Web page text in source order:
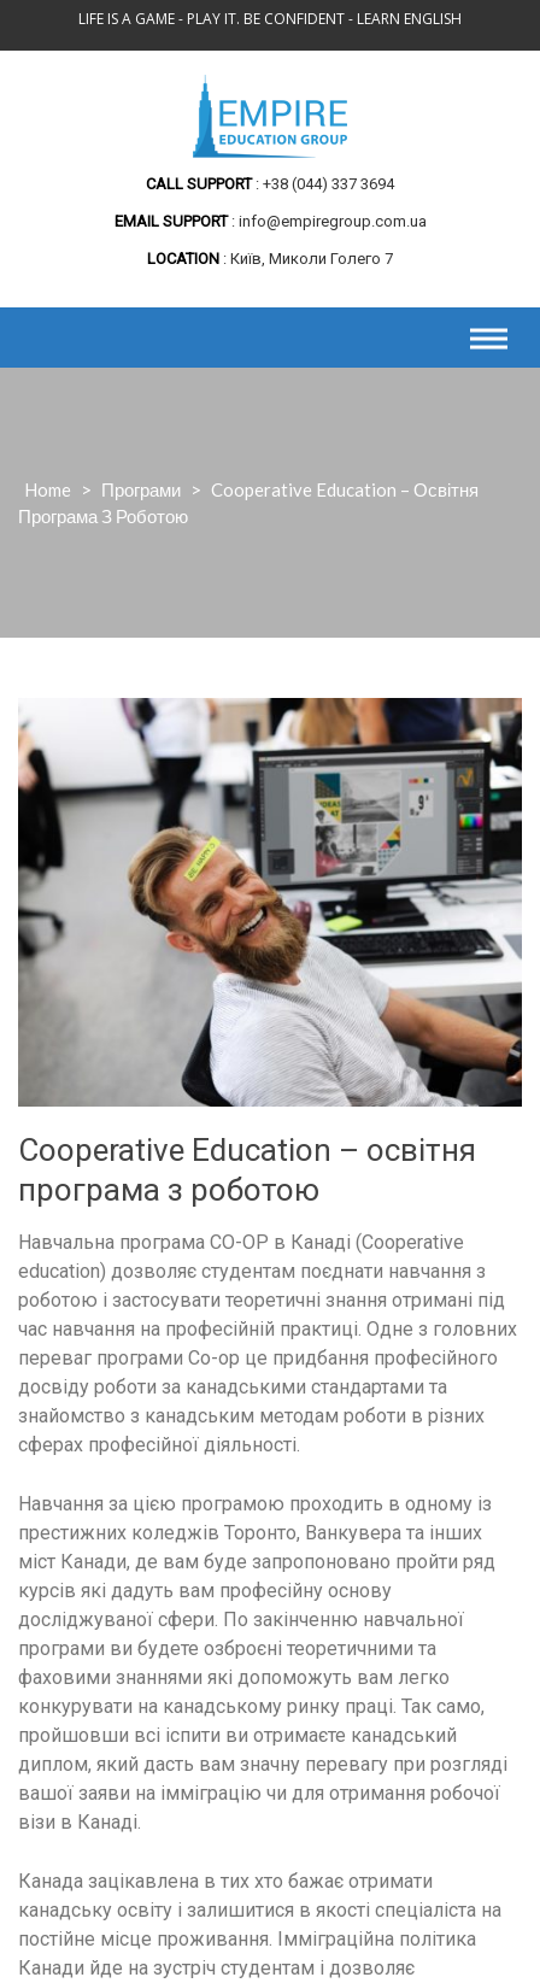
LIFE IS A GAME - PLAY IT. BE CONFIDENT - LEARN ENGLISH
CALL SUPPORT +38 (044) 337 3694
EMAIL SUPPORT info@empiregroup.com.ua
LOCATION Київ, Миколи Голего 7
Home > Програми > Cooperative Education – Освітня
Програма З Роботою
Cooperative Education – освітня
програма з роботою
Навчальна програма CO-OP в Канаді (Cooperative
education) дозволяє студентам поєднати навчання з
роботою і застосувати теоретичні знання отримані під
час навчання на професійній практиці. Одне з головних
переваг програми Co-op це придбання професійного
досвіду роботи за канадськими стандартами та
знайомство з канадським методам роботи в різних
сферах професійної діяльності.
Навчання за цією програмою проходить в одному із
престижних коледжів Торонто, Ванкувера та інших
міст Канади, де вам буде запропоновано пройти ряд
курсів які дадуть вам професійну основу
досліджуваної сфери. По закінченню навчальної
програми ви будете озброєні теоретичними та
фаховими знаннями які допоможуть вам легко
конкурувати на канадському ринку праці. Так само,
пройшовши всі іспити ви отримаєте канадський
диплом, який дасть вам значну перевагу при розгляді
вашої заяви на імміграцію чи для отримання робочої
візи в Канаді.
Канада зацікавлена ​​в тих хто бажає отримати
канадську освіту і залишитися в якості спеціаліста на
постійне місце проживання. Імміграційна політика
Канади йде на зустріч студентам і дозволяє